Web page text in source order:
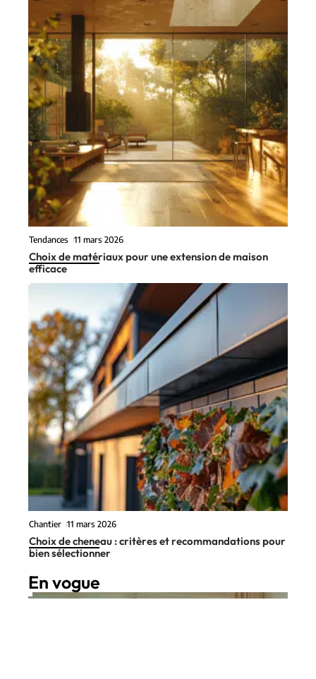
Tendances 11 mars 2026
Choix de matériaux pour une extension de maison
efficace
Chantier 11 mars 2026
Choix de cheneau : critères et recommandations pour
bien sélectionner
En vogue